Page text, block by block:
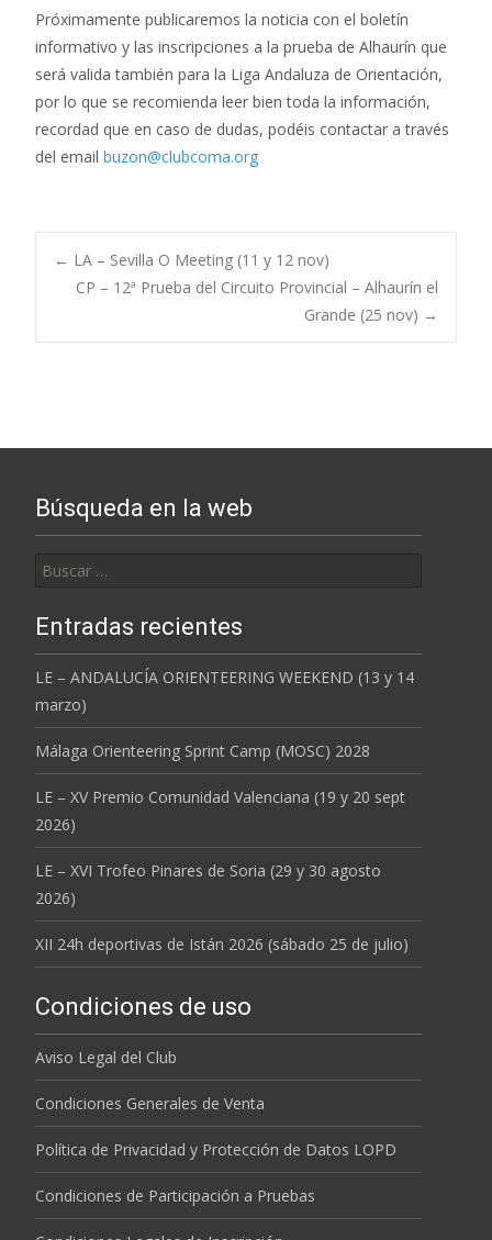
Próximamente publicaremos la noticia con el boletín
informativo y las inscripciones a la prueba de Alhaurín que
será valida también para la Liga Andaluza de Orientación,
por lo que se recomienda leer bien toda la información,
recordad que en caso de dudas, podéis contactar a través
del email buzon@clubcoma.org
Post
navigation
← LA – Sevilla O Meeting (11 y 12 nov)
CP – 12ª Prueba del Circuito Provincial – Alhaurín el
Grande (25 nov) →
Búsqueda en la web
Entradas recientes
LE – ANDALUCÍA ORIENTEERING WEEKEND (13 y 14
marzo)
Málaga Orienteering Sprint Camp (MOSC) 2028
LE – XV Premio Comunidad Valenciana (19 y 20 sept
2026)
LE – XVI Trofeo Pinares de Soria (29 y 30 agosto
2026)
XII 24h deportivas de Istán 2026 (sábado 25 de julio)
Condiciones de uso
Aviso Legal del Club
Condiciones Generales de Venta
Política de Privacidad y Protección de Datos LOPD
Condiciones de Participación a Pruebas